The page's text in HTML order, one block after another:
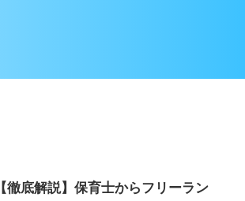
【徹底解説】保育士からフリーラン